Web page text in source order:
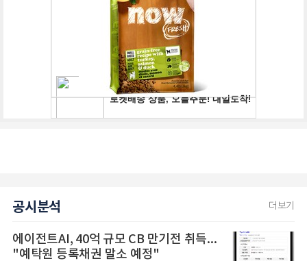
공시분석 더보기
에이전트AI, 40억 규모 CB 만기전 취득...
"예탁원 등록채권 말소 예정"